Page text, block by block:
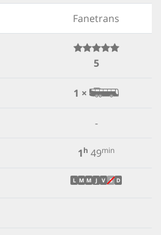
Fanetrans
5
1 ×
-
1h 49min
L M M J V S D